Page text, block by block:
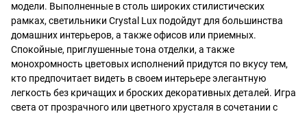
модели. Выполненные в столь широких стилистических
рамках, светильники Crystal Lux подойдут для большинства
домашних интерьеров, а также офисов или приемных.
Спокойные, приглушенные тона отделки, а также
монохромность цветовых исполнений придутся по вкусу тем,
кто предпочитает видеть в своем интерьере элегантную
легкость без кричащих и броских декоративных деталей. Игра
света от прозрачного или цветного хрусталя в сочетании с